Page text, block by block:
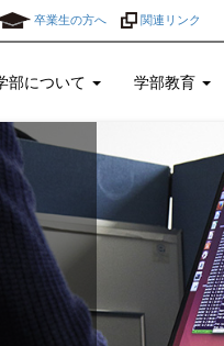
卒業生の方へ 関連リンク
部について 学部教育